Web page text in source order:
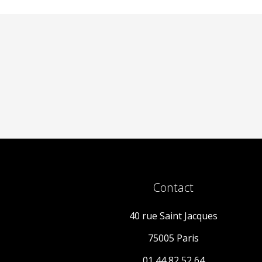
Contact
40 rue Saint Jacques
75005 Paris